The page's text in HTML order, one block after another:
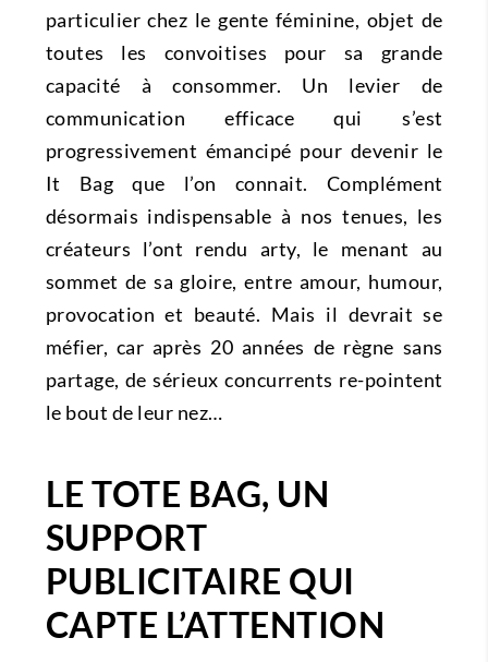
particulier chez le gente féminine, objet de
toutes les convoitises pour sa grande
capacité à consommer. Un levier de
communication efficace qui s’est
progressivement émancipé pour devenir le
It Bag que l’on connait. Complément
désormais indispensable à nos tenues, les
créateurs l’ont rendu arty, le menant au
sommet de sa gloire, entre amour, humour,
provocation et beauté. Mais il devrait se
méfier, car après 20 années de règne sans
partage, de sérieux concurrents re-pointent
le bout de leur nez…
LE TOTE BAG, UN
SUPPORT
PUBLICITAIRE QUI
CAPTE L’ATTENTION